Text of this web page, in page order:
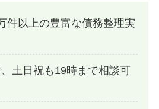
件以上の豊富な債務整理実
土日祝も19時まで相談可